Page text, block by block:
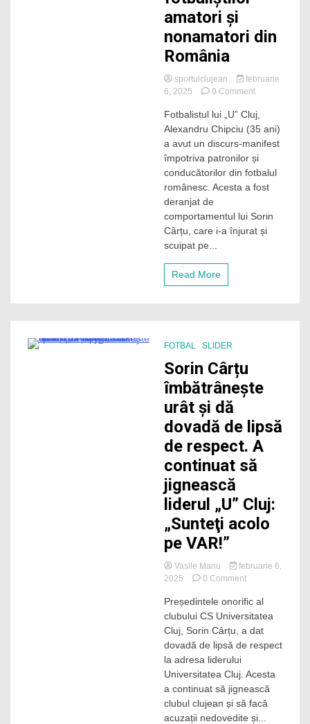
amatori și
nonamatori din
România
sportulclujean
februarie
6, 2025
0 Commenton
Chipciu
a
fost
propus
să
devină
vocea
fotbaliștilor
amatori
Fotbalistul lui „U” Cluj,
Alexandru Chipciu (35 ani)
a avut un discurs-manifest
împotriva patronilor și
conducătorilor din fotbalul
românesc. Acesta a fost
deranjat de
comportamentul lui Sorin
Cârțu, care i-a înjurat și
scuipat pe...
Read More
FOTBAL SLIDER
Sorin Cârțu
îmbătrânește
urât și dă
dovadă de lipsă
de respect. A
continuat să
jignească
liderul „U” Cluj:
„Sunteţi acolo
pe VAR!”
Vasile Manu
februarie 6,
2025
0 Commenton
Cârțu
îmbătrânește
urât
de
lipsă
de
respect.
Președintele onorific al
clubului CS Universitatea
Cluj, Sorin Cârțu, a dat
dovadă de lipsă de respect
la adresa liderului
Universitatea Cluj. Acesta
a continuat să jignească
clubul clujean și să facă
acuzații nedovedite și...